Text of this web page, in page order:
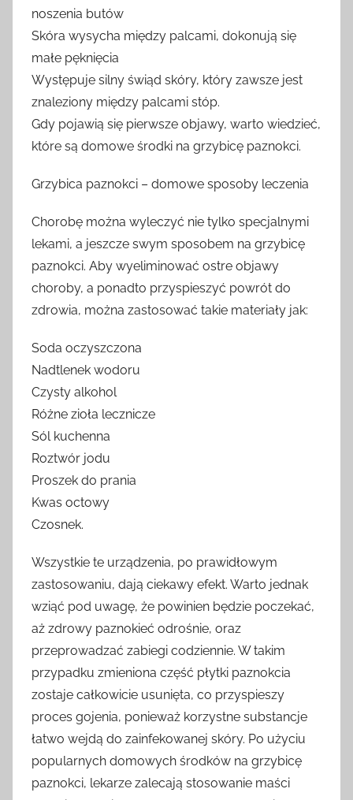
noszenia butów
Skóra wysycha między palcami, dokonują się
małe pęknięcia
Występuje silny świąd skóry, który zawsze jest
znaleziony między palcami stóp.
Gdy pojawią się pierwsze objawy, warto wiedzieć,
które są domowe środki na grzybicę paznokci.
Grzybica paznokci – domowe sposoby leczenia
Chorobę można wyleczyć nie tylko specjalnymi
lekami, a jeszcze swym sposobem na grzybicę
paznokci. Aby wyeliminować ostre objawy
choroby, a ponadto przyspieszyć powrót do
zdrowia, można zastosować takie materiały jak:
Soda oczyszczona
Nadtlenek wodoru
Czysty alkohol
Różne zioła lecznicze
Sól kuchenna
Roztwór jodu
Proszek do prania
Kwas octowy
Czosnek.
Wszystkie te urządzenia, po prawidłowym
zastosowaniu, dają ciekawy efekt. Warto jednak
wziąć pod uwagę, że powinien będzie poczekać,
aż zdrowy paznokieć odrośnie, oraz
przeprowadzać zabiegi codziennie. W takim
przypadku zmieniona część płytki paznokcia
zostaje całkowicie usunięta, co przyspieszy
proces gojenia, ponieważ korzystne substancje
łatwo wejdą do zainfekowanej skóry. Po użyciu
popularnych domowych środków na grzybicę
paznokci, lekarze zalecają stosowanie maści